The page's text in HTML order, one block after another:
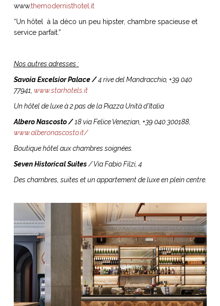
www.themodernisthotel.it
“Un hôtel à la déco un peu hipster, chambre spacieuse et
service parfait.”
Nos autres adresses :
Savoia Excelsior Palace /4 rive del Mandracchio, +39 040
77941, www.starhotels.it
Un hôtel de luxe à 2 pas de la Piazza Unità d’Italia
Albero Nascosto /18 via Felice Venezian, +39 040 300188,
www.alberonascosto.it/
Boutique hôtel aux chambres soignées.
Seven Historical Suites/ Via Fabio Filzi, 4
Des chambres, suites et un appartement de luxe en plein centre.